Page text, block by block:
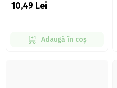
10,49 Lei
Adaugă în coș